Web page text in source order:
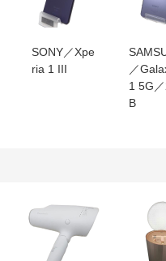
SONY／Xpe
ria 1 III
／
1 5G
B